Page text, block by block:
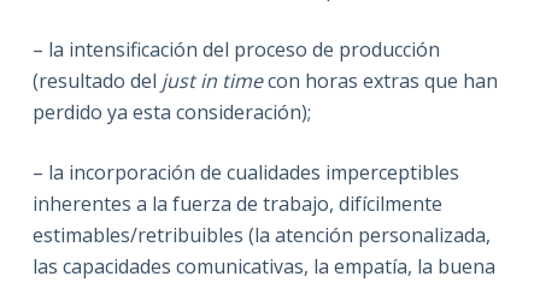
– la intensificación del proceso de producción
(resultado del just in timecon horas extras que han
perdido ya esta consideración);
– la incorporación de cualidades imperceptibles
inherentes a la fuerza de trabajo, difícilmente
estimables/retribuibles (la atención personalizada,
las capacidades comunicativas, la empatía, la buena